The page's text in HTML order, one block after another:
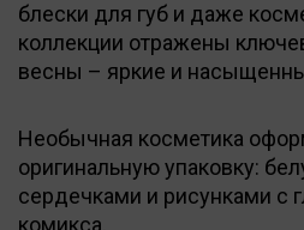
блески для губ и даже
коллекции отражены
весны – яркие и
Необычная косметика
оригинальную упаковку:
сердечками и рисунками с
комикса.